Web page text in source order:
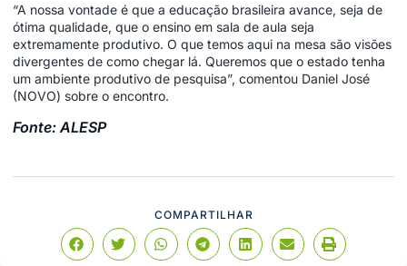
“A nossa vontade é que a educação brasileira avance, seja de
ótima qualidade, que o ensino em sala de aula seja
extremamente produtivo. O que temos aqui na mesa são visões
divergentes de como chegar lá. Queremos que o estado tenha
um ambiente produtivo de pesquisa”, comentou Daniel José
(NOVO) sobre o encontro.
Fonte: ALESP
COMPARTILHAR